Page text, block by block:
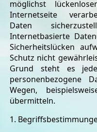
möglichst
Internetseite
Daten
Internetbasierte
Sicherheitslücken
Schutz nicht
Grund steht es
personenbezogene
Wegen,
übermitteln.
1.